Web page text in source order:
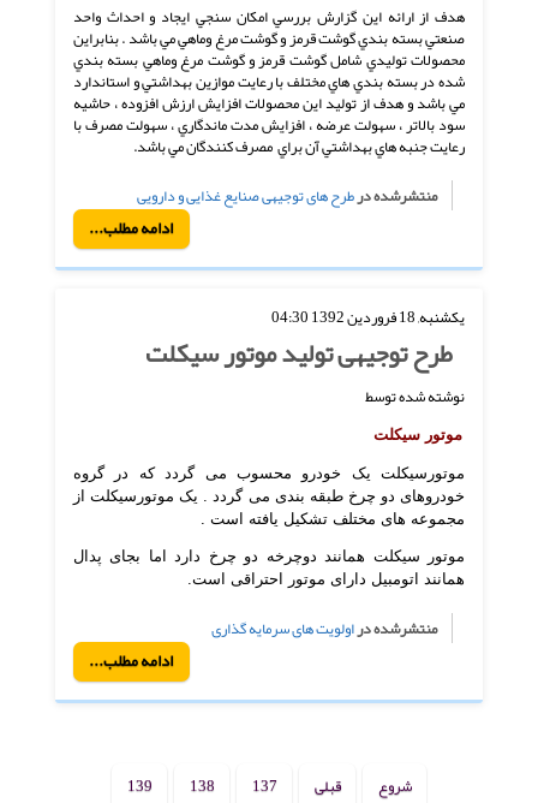
هدف از ارائه اين گزارش بررسي امكان سنجي ايجاد و احداث واحد
صنعتي بسته بندي گوشت قرمز و گوشت مرغ وماهي مي باشد . بنابراين
محصولات توليدي شامل گوشت قرمز و گوشت مرغ وماهي بسته بندي
شده در بسته بندي هاي مختلف با رعايت موازين بهداشتي و استاندارد
مي باشد و هدف از توليد اين محصولات افزايش ارزش افزوده ، حاشيه
سود بالاتر ، سهولت عرضه ، افزايش مدت ماندگاري ، سهولت مصرف با
رعايت جنبه هاي بهداشتي آن براي مصرف كنندگان مي باشد.
منتشرشده درطرح های توجیهی صنایع غذایی و دارویی
ادامه مطلب...
یکشنبه, 18 فروردين 1392 04:30
طرح توجیهی تولید موتور سیکلت
نوشته شده توسط
موتور سیکلت
موتورسیکلت یک خودرو محسوب می گردد که در گروه
خودروهای دو چرخ طبقه بندی می گردد . یک موتورسیکلت از
مجموعه های مختلف تشکیل یافته است .
موتور سیکلت همانند دوچرخه دو چرخ دارد اما بجای پدال
همانند اتومبیل دارای موتور احتراقی است.
منتشرشده دراولویت های سرمایه گذاری
ادامه مطلب...
شروع قبلی 137
138
139